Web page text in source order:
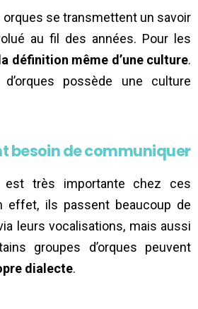
orques se transmettent un savoir
au fil des années. Pour les
définition même d’une culture.
possède une culture
besoin de communiquer
est très importante chez ces
effet, ils passent beaucoup de
leurs vocalisations, mais aussi
groupes d’orques peuvent
dialecte.